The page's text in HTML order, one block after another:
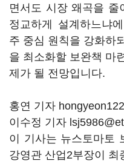
면서도 시장 왜곡을 줄
정교하게 설계하느냐
주 중심 원칙을 강화하
을 최소화할 보완책 마
제가 될 전망입니다.
홍연 기자
이수정 기자
이 기사는 뉴스토마토
강영관 산업2부장이 최